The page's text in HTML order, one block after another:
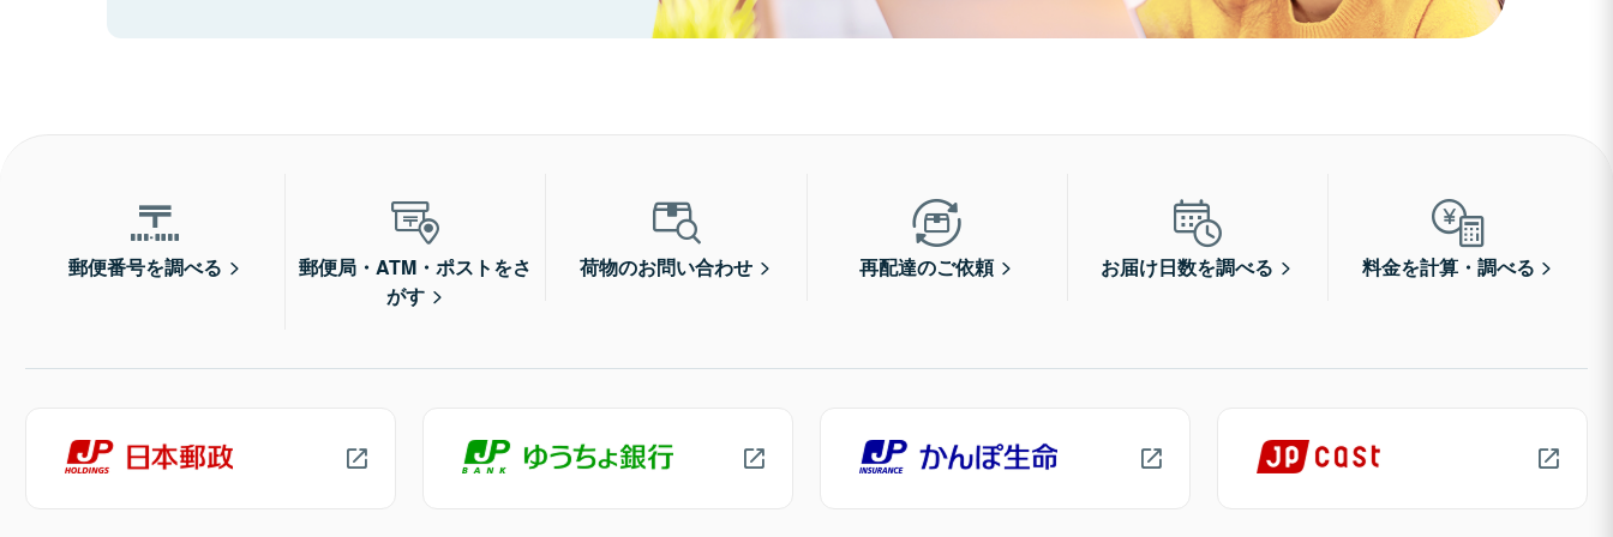
郵便番号を調べる
郵便局・ATM・ポストをさ
がす
荷物のお問い合わせ 再配達のご依頼 お届け日数を調べる 料金を計算・調べる